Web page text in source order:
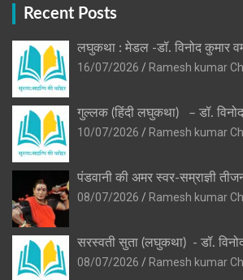
Recent Posts
लघुकथा : मेडल -डॉ. विनोद कुमार
16/07/2026
Ramesh kumar
गुल्लक (हिंदी लघुकथा) – डॉ. विनोद
10/07/2026
Ramesh kumar
पंडवानी की अमर स्वर-सम्राज्ञी
08/07/2026
Ramesh kumar
सरस्वती सुता (लघुकथा) ​- डॉ. विनोद
08/07/2026
Ramesh kumar